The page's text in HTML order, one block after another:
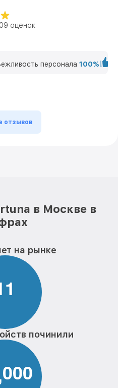
оценок
персонала 100%
отзывов
в Москве в
на рынке
1
починили
000